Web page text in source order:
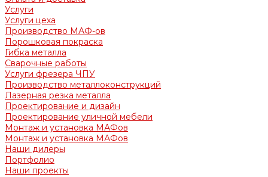
Услуги
Услуги цеха
Производство МАФ-ов
Порошковая покраска
Гибка металла
Сварочные работы
Услуги фрезера ЧПУ
Производство металлоконструкций
Лазерная резка металла
Проектирование и дизайн
Проектирование уличной мебели
Монтаж и установка МАФов
Монтаж и установка МАФов
Наши дилеры
Портфолио
Наши проекты